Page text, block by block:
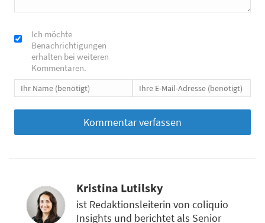
Ich möchte
Benachrichtigungen
erhalten bei weiteren
Kommentaren.
Kristina Lutilsky
ist Redaktionsleiterin von coliquio
Insights und berichtet als Senior